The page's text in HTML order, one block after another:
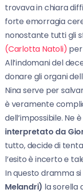
trovava in chiara
forte emorragia
nonostante tutti gli
(Carlotta Natoli)
All’indomani del
donare gli organi
Nina serve per
è veramente
dell’impossibile. Ne
interpretato da
tutto, decide di
l’esito è incerto e
In questo dramma
Melandri) la sorella